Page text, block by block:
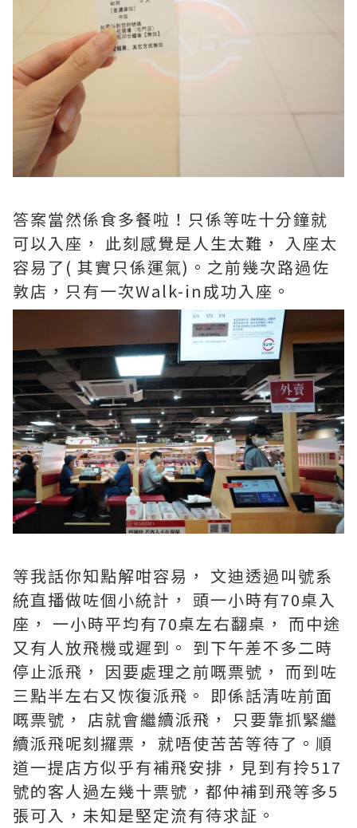
答案當然係食多餐啦！只係等咗十分鐘就
可以入座， 此刻感覺是人生太難， 入座太
容易了( 其實只係運氣)。之前幾次路過佐
敦店，只有一次Walk-in成功入座。
等我話你知點解咁容易， 文迪透過叫號系
統直播做咗個小統計， 頭一小時有70桌入
座， 一小時平均有70桌左右翻桌， 而中途
又有人放飛機或遲到。 到下午差不多二時
停止派飛， 因要處理之前嘅票號， 而到咗
三點半左右又恢復派飛。 即係話清咗前面
嘅票號， 店就會繼續派飛， 只要靠抓緊繼
續派飛呢刻攞票， 就唔使苦苦等待了。順
道一提店方似乎有補飛安排，見到有拎517
號的客人過左幾十票號，都仲補到飛等多5
張可入，未知是堅定流有待求証。